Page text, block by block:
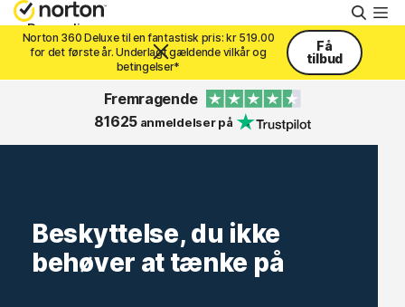
Søg
Personlig
Support
Danmark
Norton 360 Deluxe til en fantastisk pris: kr 519.00
for det første år. Underlagt gældende vilkår og
betingelser*
Få
tilbud
Fremragende
81625anmeldelser på
Beskyttelse, du ikke
behøver at tænke på